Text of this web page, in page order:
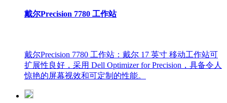
戴尔Precision 7780 工作站
戴尔Precision 7780 工作站：戴尔 17 英寸 移动工作站可
扩展性良好，采用 Dell Optimizer for Precision，具备令人
惊艳的屏幕视效和可定制的性能。